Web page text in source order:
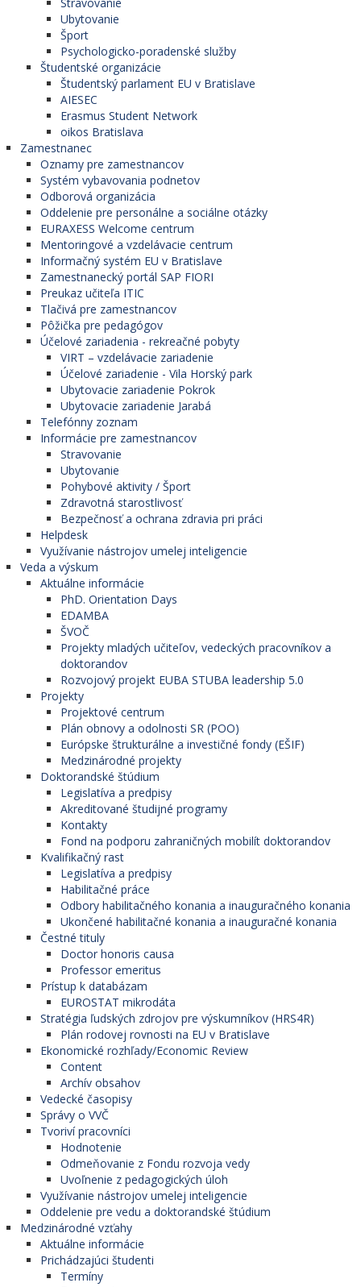
Ubytovanie
Šport
Psychologicko-poradenské služby
Študentské organizácie
Študentský parlament EU v Bratislave
AIESEC
Erasmus Student Network
oikos Bratislava
Zamestnanec
Oznamy pre zamestnancov
Systém vybavovania podnetov
Odborová organizácia
Oddelenie pre personálne a sociálne otázky
EURAXESS Welcome centrum
Mentoringové a vzdelávacie centrum
Informačný systém EU v Bratislave
Zamestnanecký portál SAP FIORI
Preukaz učiteľa ITIC
Tlačivá pre zamestnancov
Pôžička pre pedagógov
Účelové zariadenia - rekreačné pobyty
VIRT – vzdelávacie zariadenie
Účelové zariadenie - Vila Horský park
Ubytovacie zariadenie Pokrok
Ubytovacie zariadenie Jarabá
Telefónny zoznam
Informácie pre zamestnancov
Stravovanie
Ubytovanie
Pohybové aktivity / Šport
Zdravotná starostlivosť
Bezpečnosť a ochrana zdravia pri práci
Helpdesk
Využívanie nástrojov umelej inteligencie
Veda a výskum
Aktuálne informácie
PhD. Orientation Days
EDAMBA
ŠVOČ
Projekty mladých učiteľov, vedeckých pracovníkov a
doktorandov
Rozvojový projekt EUBA STUBA leadership 5.0
Projekty
Projektové centrum
Plán obnovy a odolnosti SR (POO)
Európske štrukturálne a investičné fondy (EŠIF)
Medzinárodné projekty
Doktorandské štúdium
Legislatíva a predpisy
Akreditované študijné programy
Kontakty
Fond na podporu zahraničných mobilít doktorandov
Kvalifikačný rast
Legislatíva a predpisy
Habilitačné práce
Odbory habilitačného konania a inauguračného konania
Ukončené habilitačné konania a inauguračné konania
Čestné tituly
Doctor honoris causa
Professor emeritus
Prístup k databázam
EUROSTAT mikrodáta
Stratégia ľudských zdrojov pre výskumníkov (HRS4R)
Plán rodovej rovnosti na EU v Bratislave
Ekonomické rozhľady/Economic Review
Content
Archív obsahov
Vedecké časopisy
Správy o VVČ
Tvoriví pracovníci
Hodnotenie
Odmeňovanie z Fondu rozvoja vedy
Uvoľnenie z pedagogických úloh
Využívanie nástrojov umelej inteligencie
Oddelenie pre vedu a doktorandské štúdium
Medzinárodné vzťahy
Aktuálne informácie
Prichádzajúci študenti
Termíny